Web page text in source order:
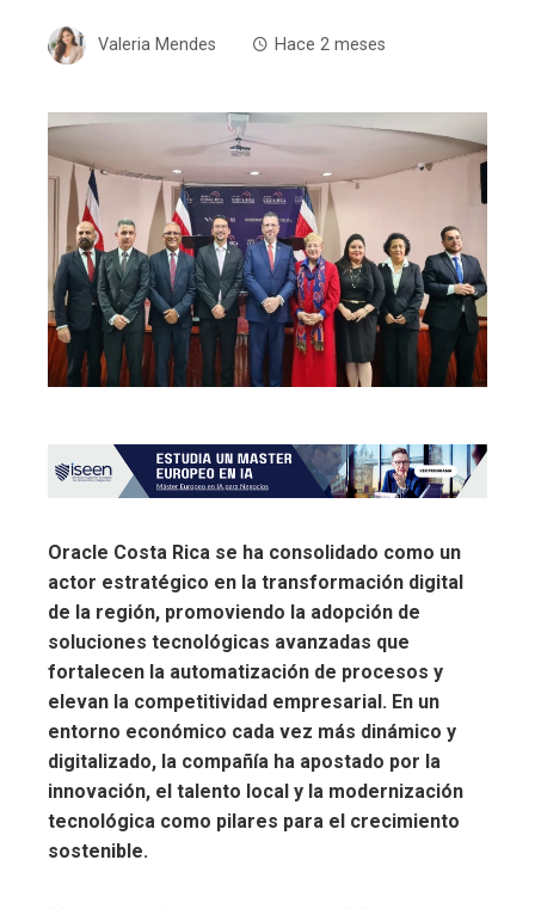
Valeria Mendes Hace 2 meses
Oracle Costa Rica se ha consolidado como un
actor estratégico en la transformación digital
de la región, promoviendo la adopción de
soluciones tecnológicas avanzadas que
fortalecen la automatización de procesos y
elevan la competitividad empresarial. En un
entorno económico cada vez más dinámico y
digitalizado, la compañía ha apostado por la
innovación, el talento local y la modernización
tecnológica como pilares para el crecimiento
sostenible.